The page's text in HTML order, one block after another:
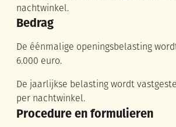
nachtwinkel.
Bedrag
De éénmalige openingsbelasting
6.000 euro.
De jaarlijkse belasting wordt
per nachtwinkel.
Procedure en formulieren